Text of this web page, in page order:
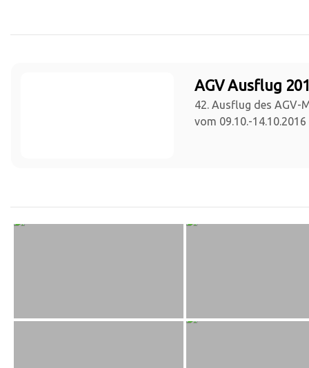
AGV Ausflug
42. Ausflug des AGV-
vom 09.10.-